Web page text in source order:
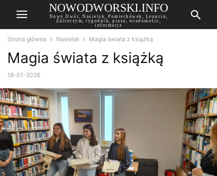
NOWODWORSKI.INFO
Nowy Dwór, Nasielsk, Pomiechówek, Leoncin,
Zalroczym, tygodnik, prasa, wiadomości,
informacje
Strona główna Nasielsk Magia świata z książką
Magia świata z książką
18-01-2026